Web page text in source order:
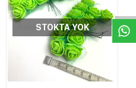
STOKTA YOK